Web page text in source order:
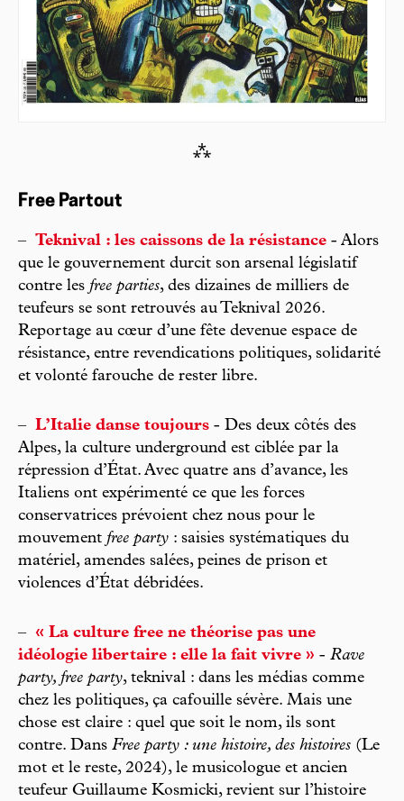
⁂
Free Partout
– Teknival : les caissons de la résistance - Alors
que le gouvernement durcit son arsenal législatif
contre les free parties, des dizaines de milliers de
teufeurs se sont retrouvés au Teknival 2026.
Reportage au cœur d’une fête devenue espace de
résistance, entre revendications politiques, solidarité
et volonté farouche de rester libre.
– L’Italie danse toujours - Des deux côtés des
Alpes, la culture underground est ciblée par la
répression d’État. Avec quatre ans d’avance, les
Italiens ont expérimenté ce que les forces
conservatrices prévoient chez nous pour le
mouvement free party : saisies systématiques du
matériel, amendes salées, peines de prison et
violences d’État débridées.
–
« La culture free ne théorise pas une
idéologie libertaire : elle la fait vivre » - Rave
party, free party, teknival : dans les médias comme
chez les politiques, ça cafouille sévère. Mais une
chose est claire : quel que soit le nom, ils sont
contre. Dans Free party : une histoire, des histoires (Le
mot et le reste, 2024), le musicologue et ancien
teufeur Guillaume Kosmicki, revient sur l’histoire